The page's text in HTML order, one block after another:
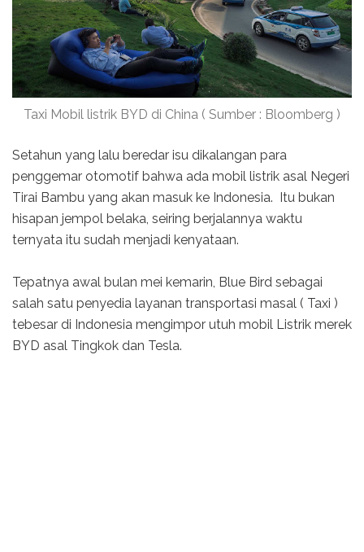
Taxi Mobil listrik BYD di China ( Sumber : Bloomberg )
Setahun yang lalu beredar isu dikalangan para
penggemar otomotif bahwa ada mobil listrik asal Negeri
Tirai Bambu yang akan masuk ke Indonesia. Itu bukan
hisapan jempol belaka, seiring berjalannya waktu
ternyata itu sudah menjadi kenyataan.
Tepatnya awal bulan mei kemarin, Blue Bird sebagai
salah satu penyedia layanan transportasi masal ( Taxi )
tebesar di Indonesia mengimpor utuh mobil Listrik merek
BYD asal Tingkok dan Tesla.